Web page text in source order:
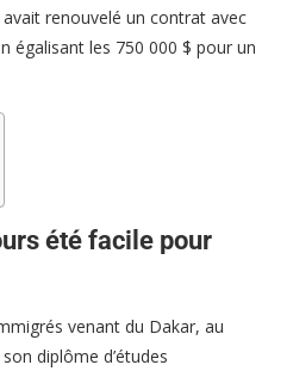
renouvelé un contrat avec
égalisant les 750 000 $ pour un
été facile pour
venant du Dakar, au
diplôme d’études